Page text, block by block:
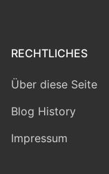
RECHTLICHES
Über diese Seite
Blog History
Impressum